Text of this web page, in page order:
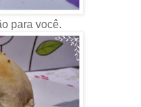
para você.